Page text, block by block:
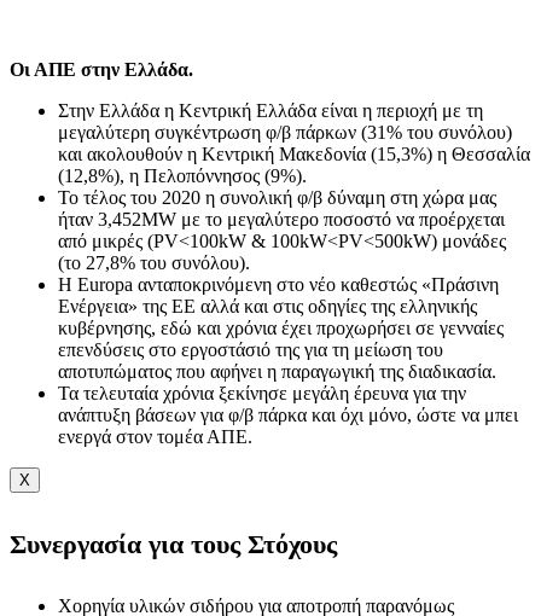
Οι ΑΠΕ στην Ελλάδα.
Στην Ελλάδα η Κεντρική Ελλάδα είναι η περιοχή με τη
μεγαλύτερη συγκέντρωση φ/β πάρκων (31% του συνόλου)
και ακολουθούν η Κεντρική Μακεδονία (15,3%) η Θεσσαλία
(12,8%), η Πελοπόννησος (9%).
Το τέλος του 2020 η συνολική φ/β δύναμη στη χώρα μας
ήταν 3,452ΜW με το μεγαλύτερο ποσοστό να προέρχεται
από μικρές (PV<100kW & 100kW<PV<500kW) μονάδες
(το 27,8% του συνόλου).
Η Εuropa ανταποκρινόμενη στο νέο καθεστώς «Πράσινη
Ενέργεια» της ΕΕ αλλά και στις οδηγίες της ελληνικής
κυβέρνησης, εδώ και χρόνια έχει προχωρήσει σε γενναίες
επενδύσεις στο εργοστάσιό της για τη μείωση του
αποτυπώματος που αφήνει η παραγωγική της διαδικασία.
Τα τελευταία χρόνια ξεκίνησε μεγάλη έρευνα για την
ανάπτυξη βάσεων για φ/β πάρκα και όχι μόνο, ώστε να μπει
ενεργά στον τομέα ΑΠΕ.
X
Συνεργασία για τους Στόχους
Χορηγία υλικών σιδήρου για αποτροπή παρανόμως